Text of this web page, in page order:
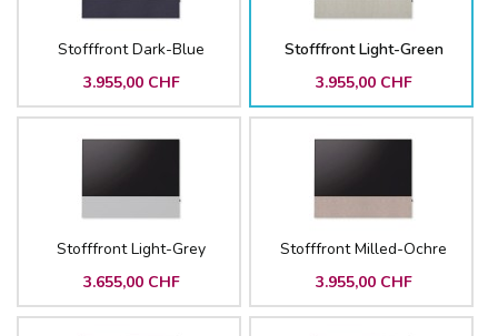
Stofffront Dark-Blue
3.955,00 CHF
Stofffront Light-Green
3.955,00 CHF
Stofffront Light-Grey
3.655,00 CHF
Stofffront Milled-Ochre
3.955,00 CHF